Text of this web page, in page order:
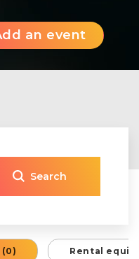
an event
Search
Rental